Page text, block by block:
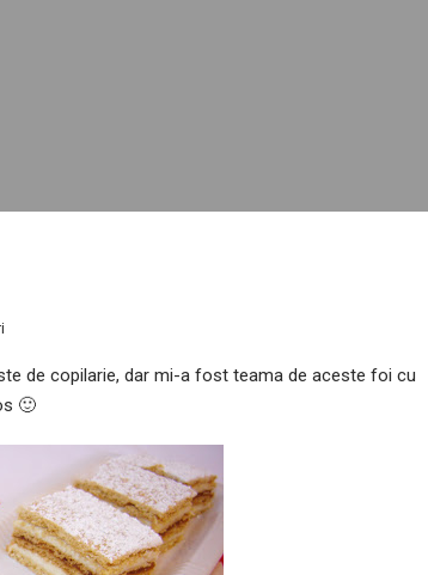
de copilarie, dar mi-a fost teama de aceste foi cu
🙂